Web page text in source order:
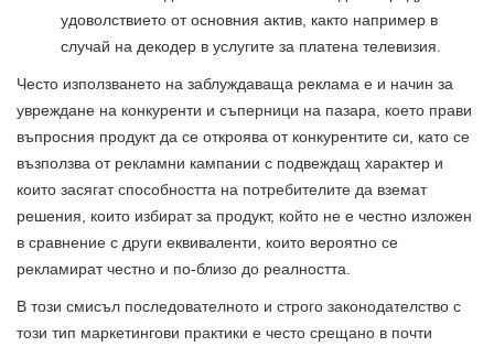
удоволствието от основния актив, както например в
случай на декодер в услугите за платена телевизия.
Често използването на заблуждаваща реклама е и начин за
увреждане на конкуренти и съперници на пазара, което прави
въпросния продукт да се откроява от конкурентите си, като се
възползва от рекламни кампании с подвеждащ характер и
които засягат способността на потребителите да вземат
решения, които избират за продукт, който не е честно изложен
в сравнение с други еквиваленти, които вероятно се
рекламират честно и по-близо до реалността.
В този смисъл последователното и строго законодателство с
този тип маркетингови практики е често срещано в почти